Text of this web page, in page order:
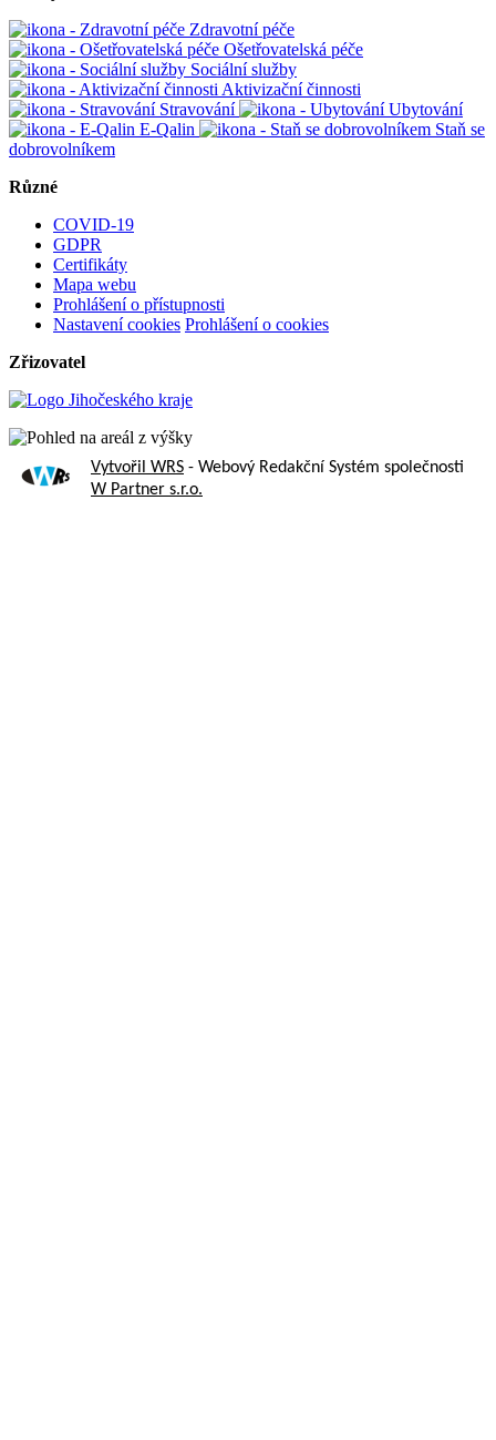
Zdravotní péče
Ošetřovatelská péče
Sociální služby
Aktivizační činnosti
Stravování
Ubytování
E-Qalin
Staň se
dobrovolníkem
Různé
COVID-19
GDPR
Certifikáty
Mapa webu
Prohlášení o přístupnosti
Nastavení cookies Prohlášení o cookies
Zřizovatel
Vytvořil WRS - Webový Redakční Systém společnosti
W Partner s.r.o.